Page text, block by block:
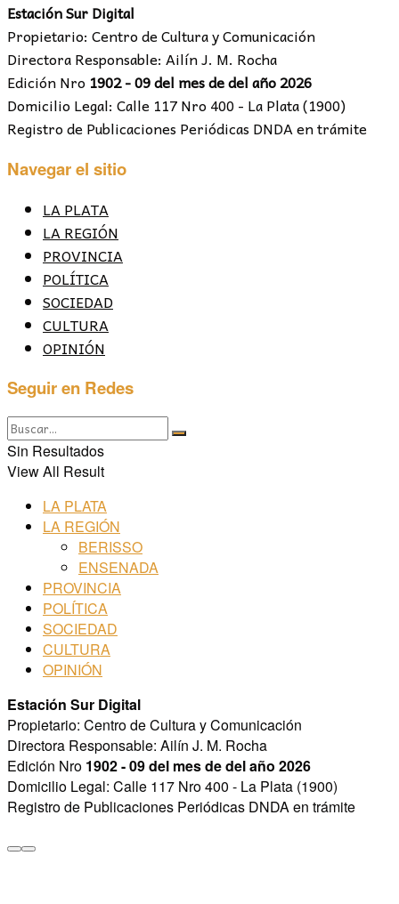
Estación Sur Digital
Propietario: Centro de Cultura y Comunicación
Directora Responsable: Ailín J. M. Rocha
Edición Nro 1902 - 09 del mes de del año 2026
Domicilio Legal: Calle 117 Nro 400 - La Plata (1900)
Registro de Publicaciones Periódicas DNDA en trámite
Navegar el sitio
LA PLATA
LA REGIÓN
PROVINCIA
POLÍTICA
SOCIEDAD
CULTURA
OPINIÓN
Seguir en Redes
Sin Resultados
View All Result
LA PLATA
LA REGIÓN
BERISSO
ENSENADA
PROVINCIA
POLÍTICA
SOCIEDAD
CULTURA
OPINIÓN
Estación Sur Digital
Propietario: Centro de Cultura y Comunicación
Directora Responsable: Ailín J. M. Rocha
Edición Nro 1902 - 09 del mes de del año 2026
Domicilio Legal: Calle 117 Nro 400 - La Plata (1900)
Registro de Publicaciones Periódicas DNDA en trámite